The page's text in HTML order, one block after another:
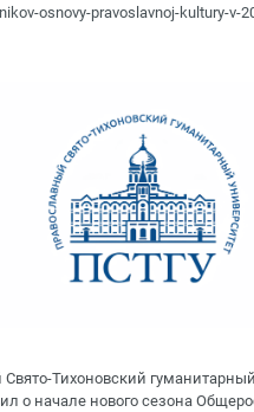
osnovy-pravoslavnoj-kultury-v-
Тихоновский гуманитарный
о начале нового сезона